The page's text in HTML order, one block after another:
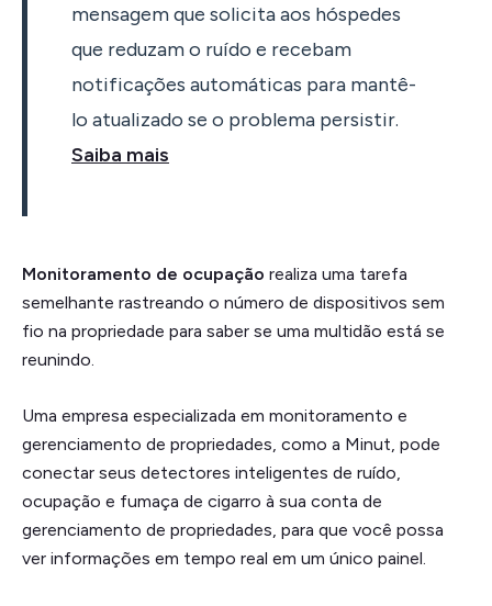
mensagem que solicita aos hóspedes
que reduzam o ruído e recebam
notificações automáticas para mantê-
lo atualizado se o problema persistir.
Saiba mais
Monitoramento de ocupação realiza uma tarefa
semelhante rastreando o número de dispositivos sem
fio na propriedade para saber se uma multidão está se
reunindo.
Uma empresa especializada em monitoramento e
gerenciamento de propriedades, como a Minut, pode
conectar seus detectores inteligentes de ruído,
ocupação e fumaça de cigarro à sua conta de
gerenciamento de propriedades, para que você possa
ver informações em tempo real em um único painel.